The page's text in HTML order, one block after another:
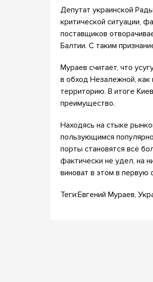
Депутат украинской
критической ситуации,
поставщиков
Балтии. С таким
Мураев считает, что
в обход Незалежной, как
территорию. В итоге
преимущество.
Находясь на стыке
пользующимся
порты становятся всё
фактически не удел, на
виноват в этом в первую
Теги:Евгений Мураев,